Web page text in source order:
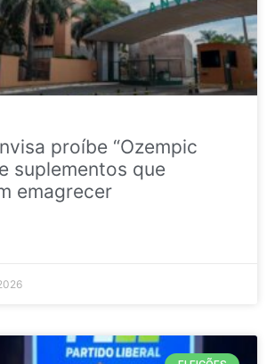
proíbe “Ozempic
suplementos que
emagrecer